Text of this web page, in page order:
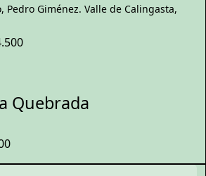
Pedro Giménez. Valle de Calingasta,
Quebrada